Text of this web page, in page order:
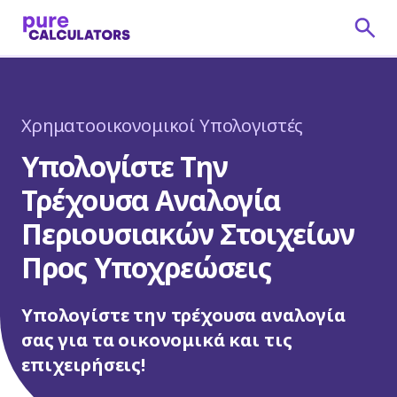
Χρηματοοικονομικοί Υπολογιστές
Υπολογίστε Την
Τρέχουσα Αναλογία
Περιουσιακών Στοιχείων
Προς Υποχρεώσεις
Υπολογίστε την τρέχουσα αναλογία
σας για τα οικονομικά και τις
επιχειρήσεις!